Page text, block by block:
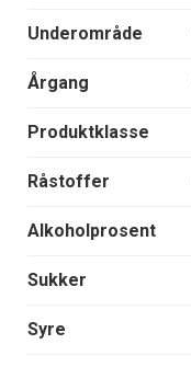
Underområde
Årgang
Produktklasse
Råstoffer
Alkoholprosent
Sukker
Syre